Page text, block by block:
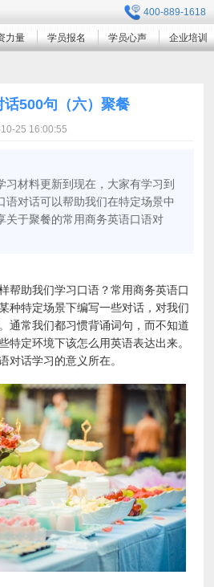
400-889-1618
力量 学员报名 学员心声 企业培训
500句（六）聚餐
25 16:00:55
习材料更新到现在，大家有学习到
语对话可以帮助我们在特定场景中
关于聚餐的常用商务英语口语对
帮助我们学习口语？常用商务英语口
种特定场景下编写一些对话，对我们
通常我们都习惯背诵词句，而不知道
特定环境下该怎么用英语表达出来。
对话学习的意义所在。